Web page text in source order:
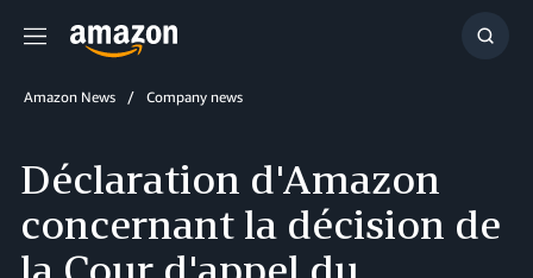
Menu
Amazon News Company news
Déclaration d'Amazon
concernant la décision de